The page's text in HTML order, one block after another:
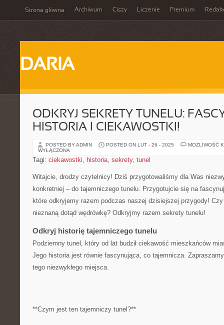
Strona główna Archiwum Ciszy Liczenie Premium
DARIA
ODKRYJ SEKRETY TUNELU:
HISTORIA I CIEKAWOSTKI!
POSTED BY ADMIN POSTED ON LUT - 26 - 2025
MOŻLIWOŚĆ
WYŁĄCZONA
Tagi: ciekawostki, historia, sekrety, tunel
Witajcie, drodzy czytelnicy!‌ Dziś przygotowaliśmy‍ dla Was
konkretniej – do‍ tajemniczego tunelu. Przygotujcie się na
które ‍odkryjemy razem podczas naszej dzisiejszej⁢ przygody!
nieznaną dotąd⁢ wędrówkę?⁢ Odkryjmy razem sekrety⁤ tunelu!
Odkryj historię tajemniczego tunelu
Podziemny tunel, który od ​lat budził⁢ ciekawość mieszkańców
Jego historia jest równie⁣ fascynująca, co tajemnicza.
tego niezwykłego miejsca.
**Czym jest ‌ten tajemniczy tunel?**